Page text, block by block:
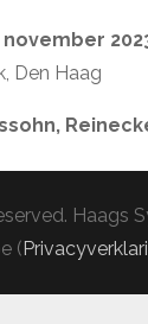
Den Haag
Haags
(